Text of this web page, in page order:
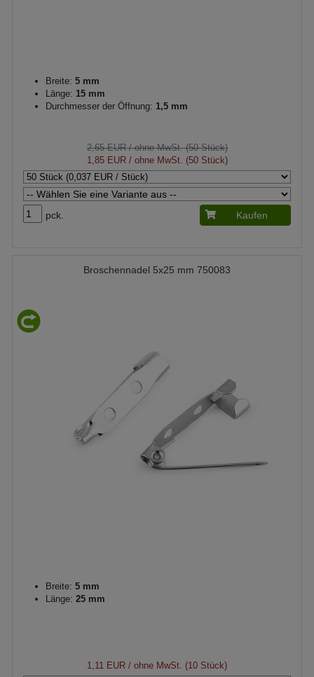
Breite: 5 mm
Länge: 15 mm
Durchmesser der Öffnung: 1,5 mm
2,65 EUR/ ohne MwSt. (50 Stück)
1,85 EUR/ ohne MwSt. (50 Stück)
pck. Kaufen
Broschennadel 5x25 mm 750083
Breite: 5 mm
Länge: 25 mm
1,11 EUR / ohne MwSt. (10 Stück)